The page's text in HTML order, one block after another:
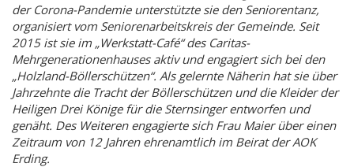
der Corona-Pandemie unterstützte sie den Seniorentanz,
organisiert vom Seniorenarbeitskreis der Gemeinde. Seit
2015 ist sie im „Werkstatt-Café“ des Caritas-
Mehrgenerationenhauses aktiv und engagiert sich bei den
„Holzland-Böllerschützen“. Als gelernte Näherin hat sie über
Jahrzehnte die Tracht der Böllerschützen und die Kleider der
Heiligen Drei Könige für die Sternsinger entworfen und
genäht. Des Weiteren engagierte sich Frau Maier über einen
Zeitraum von 12 Jahren ehrenamtlich im Beirat der AOK
Erding.